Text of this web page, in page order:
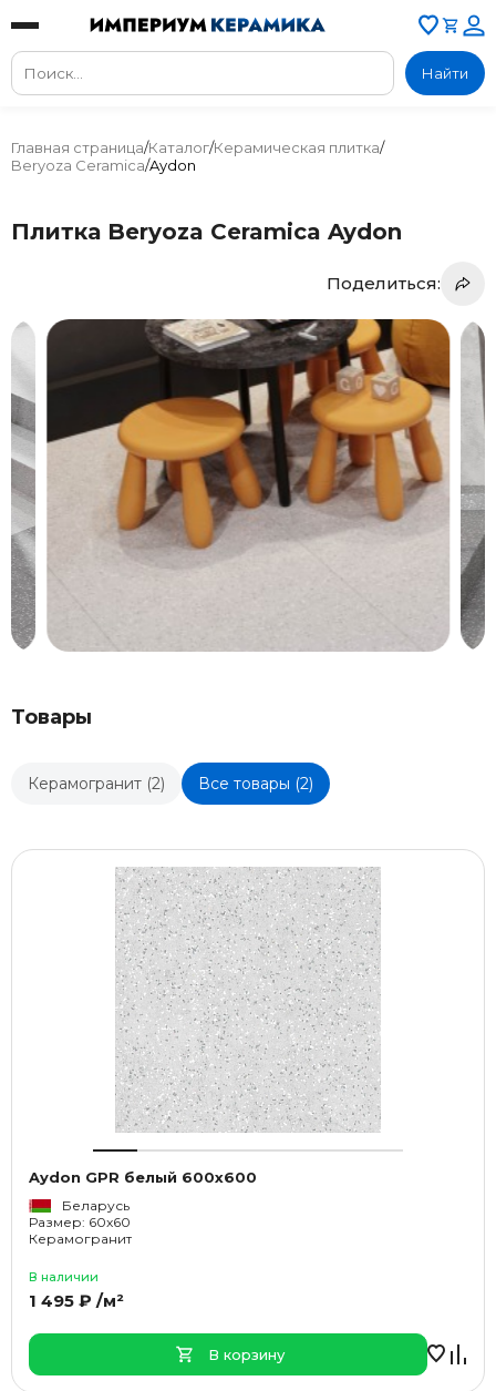
Найти
Главная страница/Каталог/Керамическая плитка/
Beryoza Ceramica/Aydon
Плитка Beryoza Ceramica Aydon
Поделиться:
Товары
Керамогранит (2) Все товары (2)
Aydon GPR белый 600х600
Беларусь
Размер: 60x60
Керамогранит
В наличии
1 495 ₽ /м²
В корзину